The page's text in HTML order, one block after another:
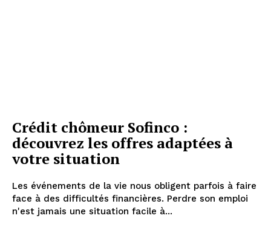
Crédit chômeur Sofinco :
découvrez les offres adaptées à
votre situation
Les événements de la vie nous obligent parfois à faire
face à des difficultés financières. Perdre son emploi
n'est jamais une situation facile à...